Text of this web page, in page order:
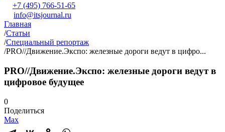
+7 (495) 766-51-65
info@itsjournal.ru
Главная
/Статьи
/Специальный репортаж
/PRO//Движение.Экспо: железные дороги ведут в цифро...
PRO//Движение.Экспо: железные дороги ведут в
цифровое будущее
0
Поделиться
Max